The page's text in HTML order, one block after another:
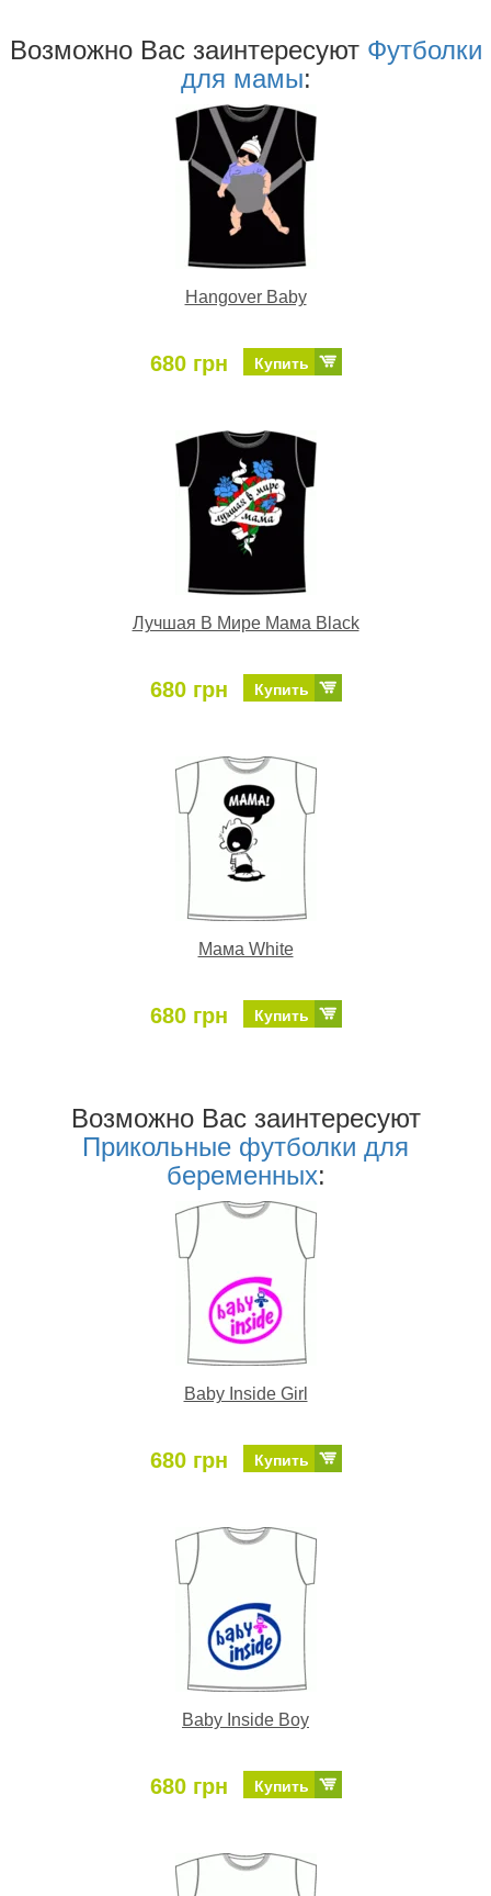
Возможно Ваc заинтересуют Футболки
для мамы:
Hangover Baby
680 грн Купить
Лучшая В Мире Мама Black
680 грн Купить
Мама White
680 грн Купить
Возможно Ваc заинтересуют
Прикольные футболки для
беременных:
Baby Inside Girl
680 грн Купить
Baby Inside Boy
680 грн Купить